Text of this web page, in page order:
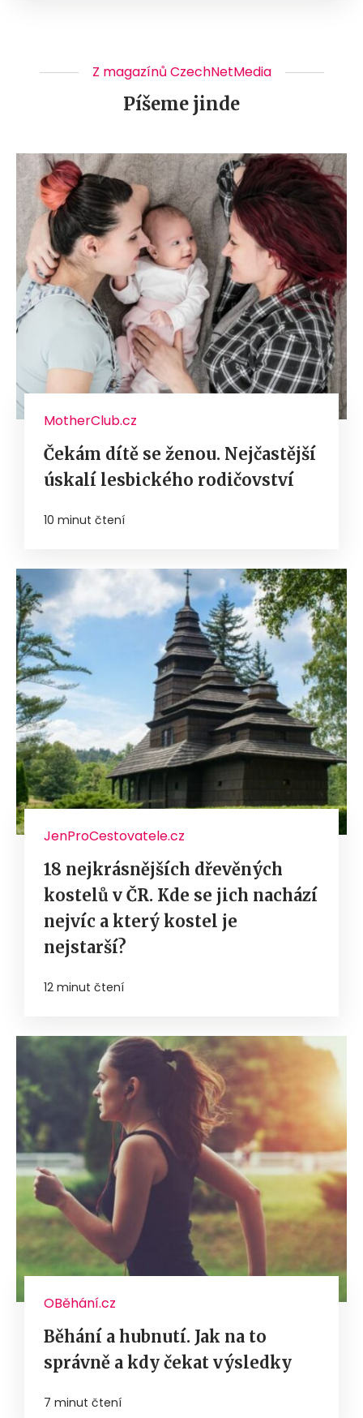
Z magazínů CzechNetMedia
Píšeme jinde
MotherClub.cz
Čekám dítě se ženou. Nejčastější
úskalí lesbického rodičovství
10 minut čtení
JenProCestovatele.cz
18 nejkrásnějších dřevěných
kostelů v ČR. Kde se jich nachází
nejvíc a který kostel je
nejstarší?
12 minut čtení
OBěhání.cz
Běhání a hubnutí. Jak na to
správně a kdy čekat výsledky
7 minut čtení